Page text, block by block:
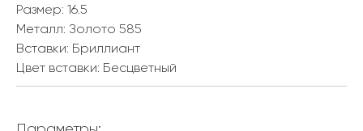
Размер: 16.5
Металл: Золото 585
Вставки: Бриллиант
Цвет вставки: Бесцветный